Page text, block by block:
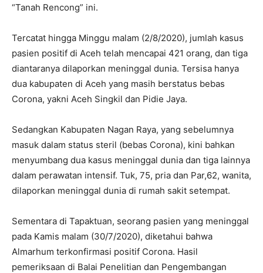
“Tanah Rencong” ini.
Tercatat hingga Minggu malam (2/8/2020), jumlah kasus
pasien positif di Aceh telah mencapai 421 orang, dan tiga
diantaranya dilaporkan meninggal dunia. Tersisa hanya
dua kabupaten di Aceh yang masih berstatus bebas
Corona, yakni Aceh Singkil dan Pidie Jaya.
Sedangkan Kabupaten Nagan Raya, yang sebelumnya
masuk dalam status steril (bebas Corona), kini bahkan
menyumbang dua kasus meninggal dunia dan tiga lainnya
dalam perawatan intensif. Tuk, 75, pria dan Par,62, wanita,
dilaporkan meninggal dunia di rumah sakit setempat.
Sementara di Tapaktuan, seorang pasien yang meninggal
pada Kamis malam (30/7/2020), diketahui bahwa
Almarhum terkonfirmasi positif Corona. Hasil
pemeriksaan di Balai Penelitian dan Pengembangan